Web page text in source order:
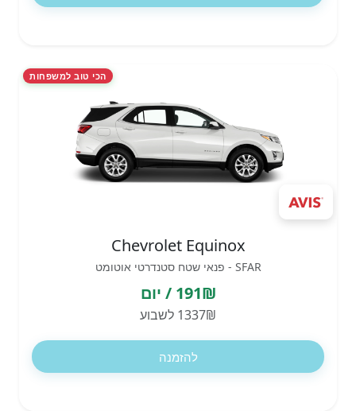
הכי טוב למשפחות
Chevrolet Equinox
SFAR - פנאי שטח סטנדרטי אוטומט
191₪ / יום
1337₪ לשבוע
להזמנה